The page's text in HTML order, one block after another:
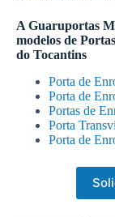
A Guaruportas
modelos de
do Tocantins
Porta de
Porta de
Portas de
Porta
Porta de